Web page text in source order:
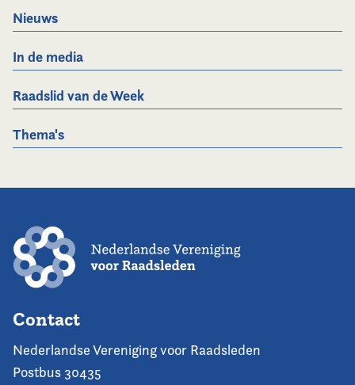
Nieuws
In de media
Raadslid van de Week
Thema's
Contact
Nederlandse Vereniging voor Raadsleden
Postbus 30435